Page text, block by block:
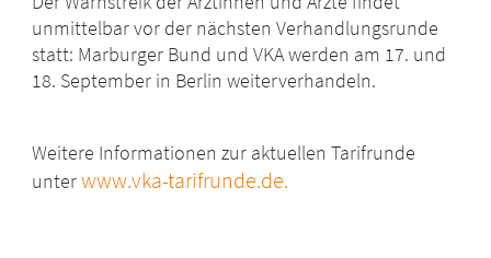
unmittelbar vor der nächsten Verhandlungsrunde
statt: Marburger Bund und VKA werden am 17. und
18. September in Berlin weiterverhandeln.
Weitere Informationen zur aktuellen Tarifrunde
unterwww.vka-tarifrunde.de.